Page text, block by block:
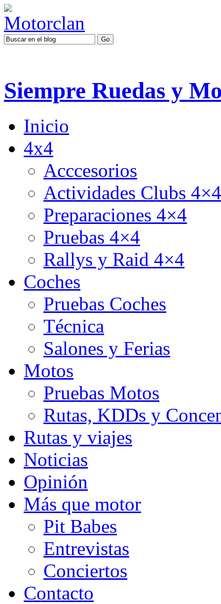
Siempre Ruedas y
Inicio
4x4
Acccesorios
Actividades Clubs 4×4
Preparaciones 4×4
Pruebas 4×4
Rallys y Raid 4×4
Coches
Pruebas Coches
Técnica
Salones y Ferias
Motos
Pruebas Motos
Rutas, KDDs y
Rutas y viajes
Noticias
Opinión
Más que motor
Pit Babes
Entrevistas
Conciertos
Contacto